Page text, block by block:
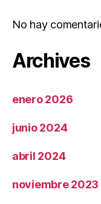
No hay
Archives
enero 2026
junio 2024
abril 2024
noviembre 2023